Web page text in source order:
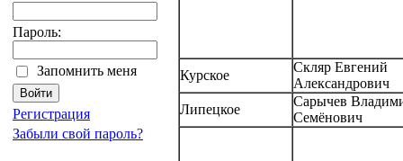
Пароль:
Запомнить меня
Регистрация
Забыли свой пароль?
Курское
Скляр Евгений
Александрович
Липецкое
Сарычев
Семёнович